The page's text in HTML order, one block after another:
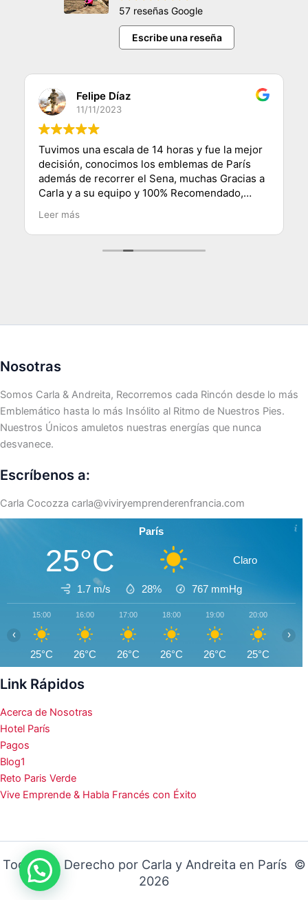
57 reseñas Google
Escribe una reseña
Felipe Díaz
11/11/2023
Tuvimos una escala de 14 horas y fue la mejor
decisión, conocimos los emblemas de París
además de recorrer el Sena, muchas Gracias a
Carla y a su equipo y 100% Recomendado,
saludos desde Chile.
Leer más
Nosotras
Somos Carla & Andreita, Recorremos cada Rincón desde lo más
Emblemático hasta lo más Insólito al Ritmo de Nuestros Pies.
Nuestros Únicos amuletos nuestras energías que nunca
desvanece.
Escríbenos a:
Carla Cocozza carla@viviryemprenderenfrancia.com
París
25°C Claro
1.7 m/s 28% 767 mmHg
15:00
25°C
16:00
26°C
17:00
26°C
18:00
26°C
19:00
26°C
20:00
25°C
‹ ›
Link Rápidos
Acerca de Nosotras
Hotel París
Pagos
Blog1
Reto Paris Verde
Vive Emprende & Habla Francés con Éxito
Todos los Derecho por Carla y Andreita en París ©
2026